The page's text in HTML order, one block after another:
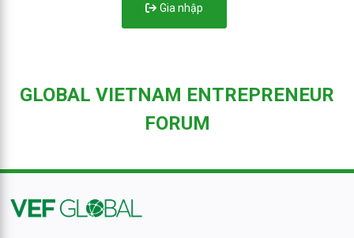
Gia nhập
GLOBAL VIETNAM ENTREPRENEUR
FORUM